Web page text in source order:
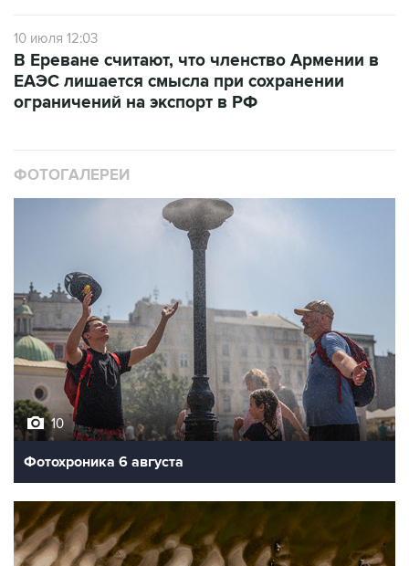
10 июля 12:03
В Ереване считают, что членство Армении в
ЕАЭС лишается смысла при сохранении
ограничений на экспорт в РФ
ФОТОГАЛЕРЕИ
10
Фотохроника 6 августа